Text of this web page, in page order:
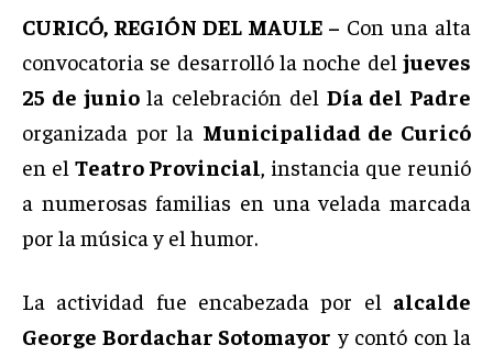
CURICÓ, REGIÓN DEL MAULE – Con una alta
convocatoria se desarrolló la noche del jueves
25 de juniola celebración del Día del Padre
organizada por la Municipalidad de Curicó
en el Teatro Provincial, instancia que reunió
a numerosas familias en una velada marcada
por la música y el humor.
La actividad fue encabezada por el alcalde
George Bordachar Sotomayor y contó con la